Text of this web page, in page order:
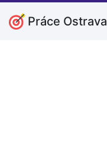
Práce Ostrava